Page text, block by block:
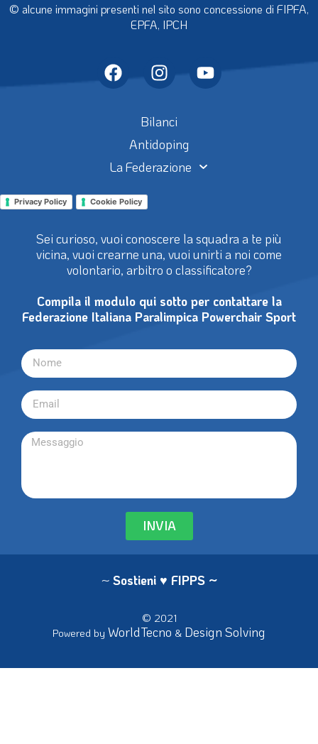
© alcune immagini presenti nel sito sono concessione di FIPFA,
EPFA, IPCH
Bilanci
Antidoping
La Federazione
Privacy Policy Cookie Policy
Sei curioso, vuoi conoscere la squadra a te più
vicina, vuoi crearne una, vuoi unirti a noi come
volontario, arbitro o classificatore?
Compila il modulo qui sotto per contattare la
Federazione Italiana Paralimpica Powerchair Sport
INVIA
~ Sostieni ♥ FIPPS ~
© 2021
Powered by WorldTecno & Design Solving